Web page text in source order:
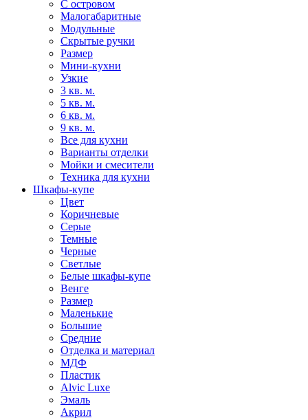
С островом
Малогабаритные
Модульные
Скрытые ручки
Размер
Мини-кухни
Узкие
3 кв. м.
5 кв. м.
6 кв. м.
9 кв. м.
Все для кухни
Варианты отделки
Мойки и смесители
Техника для кухни
Шкафы-купе
Цвет
Коричневые
Серые
Темные
Черные
Светлые
Белые шкафы-купе
Венге
Размер
Маленькие
Большие
Средние
Отделка и материал
МДФ
Пластик
Alvic Luxe
Эмаль
Акрил